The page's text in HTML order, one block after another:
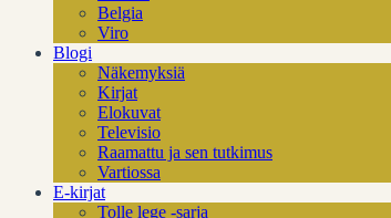
Belgia
Viro
Blogi
Näkemyksiä
Kirjat
Elokuvat
Televisio
Raamattu ja sen tutkimus
Vartiossa
E-kirjat
Tolle lege -sarja